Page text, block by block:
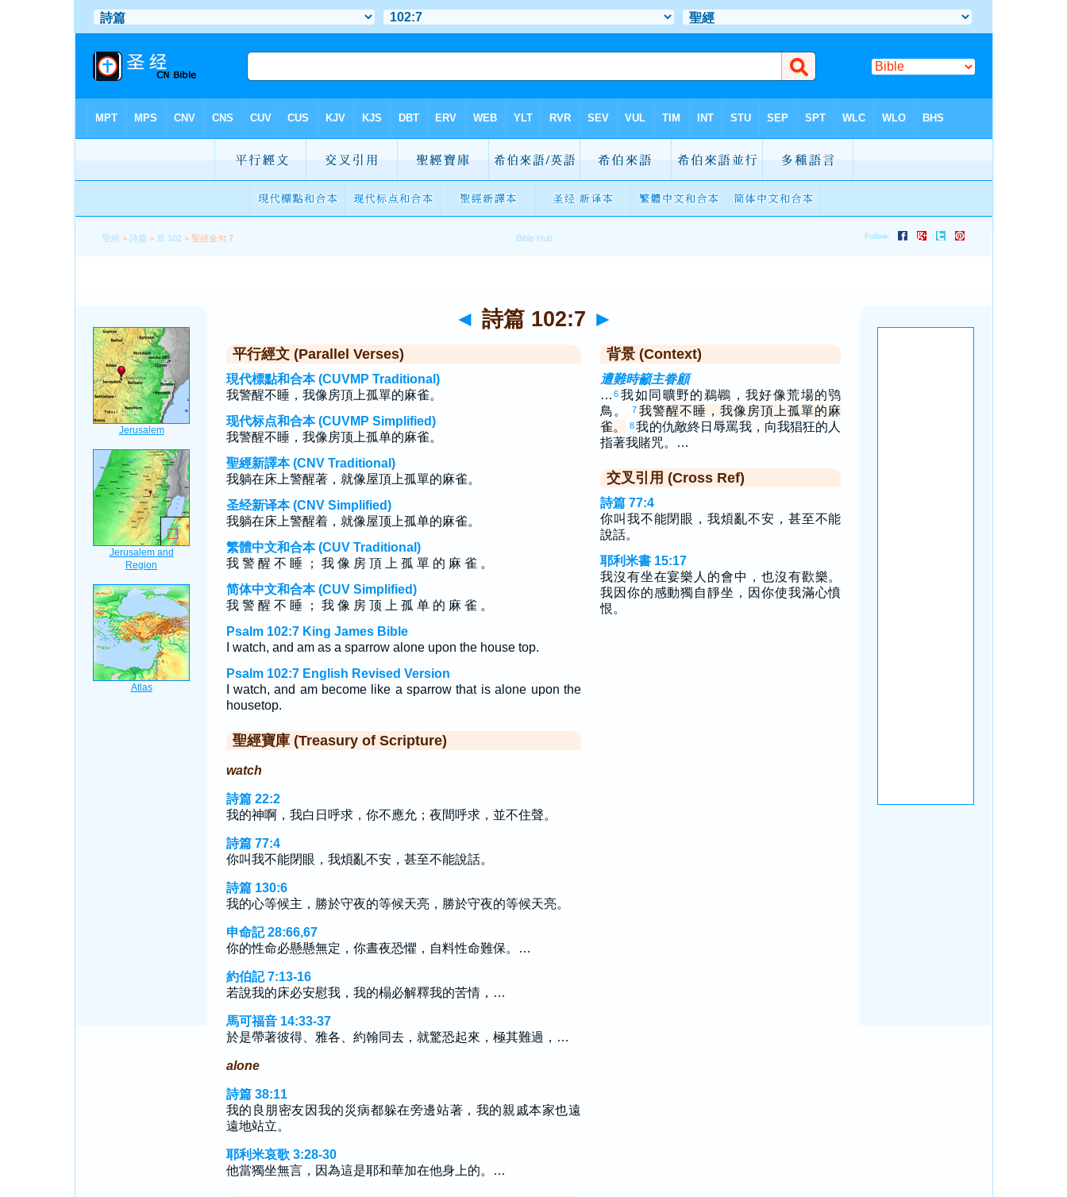
聖經 >詩篇 > 章 102 > 聖經金句 7
◄ 詩篇 102:7 ►
平行經文 (Parallel Verses)
現代標點和合本 (CUVMP Traditional)
我警醒不睡，我像房頂上孤單的麻雀。
现代标点和合本 (CUVMP Simplified)
我警醒不睡，我像房顶上孤单的麻雀。
聖經新譯本 (CNV Traditional)
我躺在床上警醒著，就像屋頂上孤單的麻雀。
圣经新译本 (CNV Simplified)
我躺在床上警醒着，就像屋顶上孤单的麻雀。
繁體中文和合本 (CUV Traditional)
我 警 醒 不 睡 ； 我 像 房 頂 上 孤 單 的 麻 雀 。
简体中文和合本 (CUV Simplified)
我 警 醒 不 睡 ； 我 像 房 顶 上 孤 单 的 麻 雀 。
Psalm 102:7 King James Bible
I watch, and am as a sparrow alone upon the house top.
Psalm 102:7 English Revised Version
I watch, and am become like a sparrow that is alone upon the
housetop.
聖經寶庫 (Treasury of Scripture)
watch
詩篇 22:2
我的神啊，我白日呼求，你不應允；夜間呼求，並不住聲。
詩篇 77:4
你叫我不能閉眼，我煩亂不安，甚至不能說話。
詩篇 130:6
我的心等候主，勝於守夜的等候天亮，勝於守夜的等候天亮。
申命記 28:66,67
你的性命必懸懸無定，你晝夜恐懼，自料性命難保。…
約伯記 7:13-16
若說我的床必安慰我，我的榻必解釋我的苦情，…
馬可福音 14:33-37
於是帶著彼得、雅各、約翰同去，就驚恐起來，極其難過，…
alone
詩篇 38:11
我的良朋密友因我的災病都躲在旁邊站著，我的親戚本家也遠
遠地站立。
耶利米哀歌 3:28-30
他當獨坐無言，因為這是耶和華加在他身上的。…
背景 (Context)
遭難時籲主眷顧
… 6 我如同曠野的鵜鶘，我好像荒場的鸮
鳥。
7 我警醒不睡，我像房頂上孤單的麻
雀。
8我的仇敵終日辱罵我，向我猖狂的人
指著我賭咒。…
交叉引用 (Cross Ref)
詩篇 77:4
你叫我不能閉眼，我煩亂不安，甚至不能
說話。
耶利米書 15:17
我沒有坐在宴樂人的會中，也沒有歡樂。
我因你的感動獨自靜坐，因你使我滿心憤
恨。